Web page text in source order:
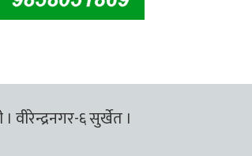
वीरेन्द्रनगर-६ सुर्खेत ।